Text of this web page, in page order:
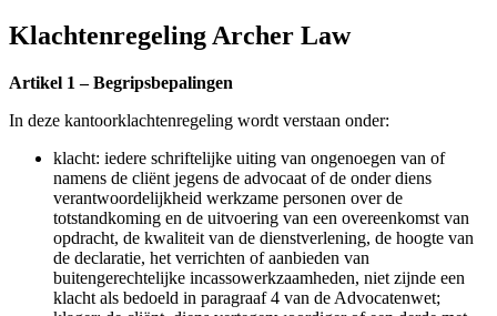
Klachtenregeling Archer Law
Artikel 1 – Begripsbepalingen
In deze kantoorklachtenregeling wordt verstaan onder:
klacht: iedere schriftelijke uiting van ongenoegen van of
namens de cliënt jegens de advocaat of de onder diens
verantwoordelijkheid werkzame personen over de
totstandkoming en de uitvoering van een overeenkomst van
opdracht, de kwaliteit van de dienstverlening, de hoogte van
de declaratie, het verrichten of aanbieden van
buitengerechtelijke incassowerkzaamheden, niet zijnde een
klacht als bedoeld in paragraaf 4 van de Advocatenwet;